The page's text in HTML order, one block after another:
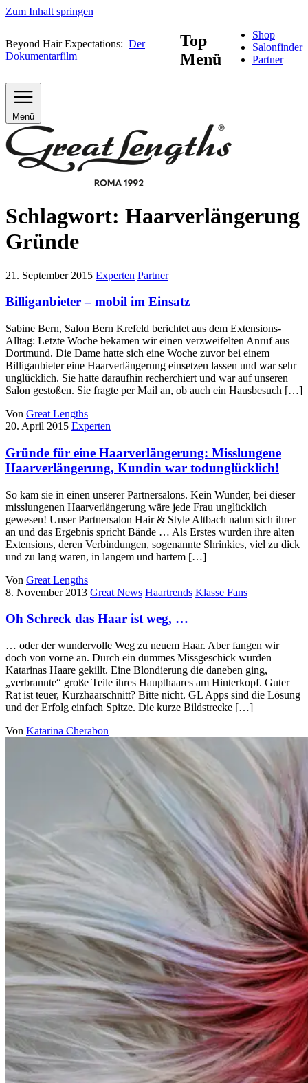
Zum Inhalt springen
Beyond Hair Expectations: Der
Dokumentarfilm
Top
Menü
Shop
Salonfinder
Partner
Menü
Schlagwort: Haarverlängerung
Gründe
21. September 2015 Experten Partner
Billiganbieter – mobil im Einsatz
Sabine Bern, Salon Bern Krefeld berichtet aus dem Extensions-
Alltag: Letzte Woche bekamen wir einen verzweifelten Anruf aus
Dortmund. Die Dame hatte sich eine Woche zuvor bei einem
Billiganbieter eine Haarverlängerung einsetzen lassen und war sehr
unglücklich. Sie hatte daraufhin recherchiert und war auf unseren
Salon gestoßen. Sie fragte per Mail an, ob auch ein Hausbesuch […]
Von Great Lengths
20. April 2015 Experten
Gründe für eine Haarverlängerung: Misslungene
Haarverlängerung, Kundin war todunglücklich!
So kam sie in einen unserer Partnersalons. Kein Wunder, bei dieser
misslungenen Haarverlängerung wäre jede Frau unglücklich
gewesen! Unser Partnersalon Hair & Style Altbach nahm sich ihrer
an und das Ergebnis spricht Bände … Als Erstes wurden ihre alten
Extensions, deren Verbindungen, sogenannte Shrinkies, viel zu dick
und zu lang waren, in langem und hartem […]
Von Great Lengths
8. November 2013 Great News Haartrends Klasse Fans
Oh Schreck das Haar ist weg, …
… oder der wundervolle Weg zu neuem Haar. Aber fangen wir
doch von vorne an. Durch ein dummes Missgeschick wurden
Katarinas Haare gekillt. Eine Blondierung die daneben ging,
„verbrannte“ große Teile ihres Haupthaares am Hinterkopf. Guter
Rat ist teuer, Kurzhaarschnitt? Bitte nicht. GL Apps sind die Lösung
und der Erfolg einfach Spitze. Die kurze Bildstrecke […]
Von Katarina Cherabon